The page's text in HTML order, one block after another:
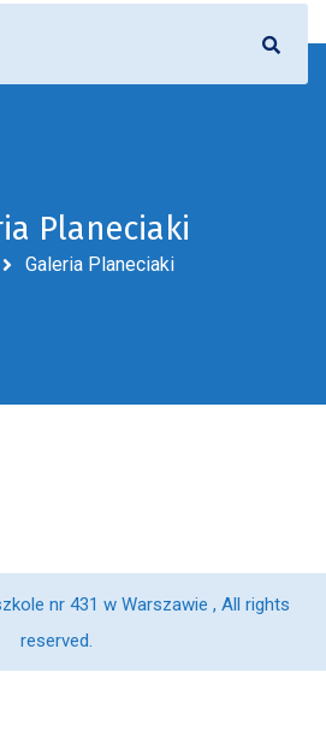
Planeciaki
Galeria Planeciaki
nr 431 w Warszawie , All rights
reserved.